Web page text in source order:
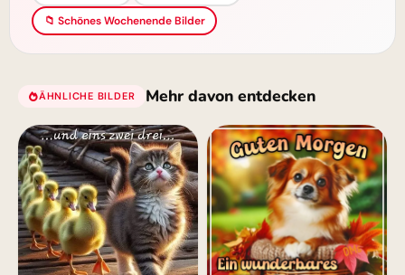
📁 Schönes Wochenende Bilder
ÄHNLICHE BILDER Mehr davon entdecken